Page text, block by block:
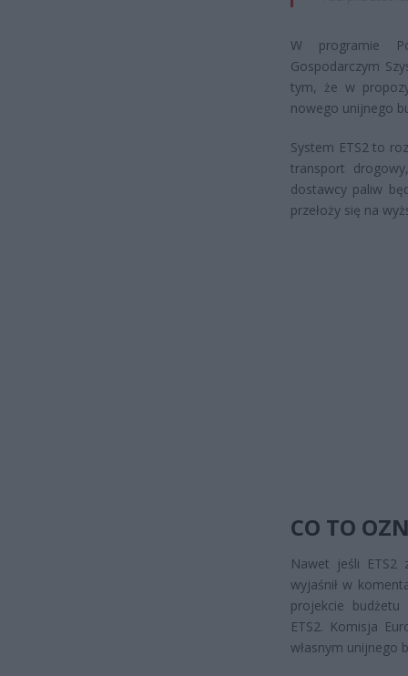
W programie
Gospodarczym
tym, że w
nowego unijnego
System ETS2 to
transport
dostawcy paliw
przełoży się na
CO TO
Nawet jeśli ETS2
wyjaśnił w
projekcie
ETS2. Komisja
własnym unijnego